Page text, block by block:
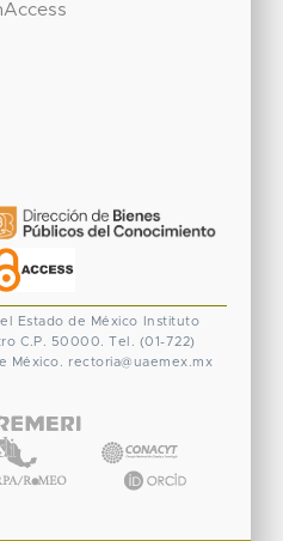
Estado de México
Instituto
C.P. 50000. Tel. (01-722)
México. rectoria@uaemex.mx